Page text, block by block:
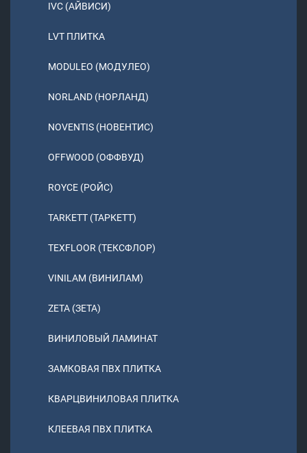
IVC (АЙВИСИ)
LVT ПЛИТКА
MODULEO (МОДУЛЕО)
NORLAND (НОРЛАНД)
NOVENTIS (НОВЕНТИС)
OFFWOOD (ОФФВУД)
ROYCE (РОЙС)
TARKETT (ТАРКЕТТ)
TEXFLOOR (ТЕКСФЛОР)
VINILAM (ВИНИЛАМ)
ZETA (ЗЕТА)
ВИНИЛОВЫЙ ЛАМИНАТ
ЗАМКОВАЯ ПВХ ПЛИТКА
КВАРЦВИНИЛОВАЯ ПЛИТКА
КЛЕЕВАЯ ПВХ ПЛИТКА